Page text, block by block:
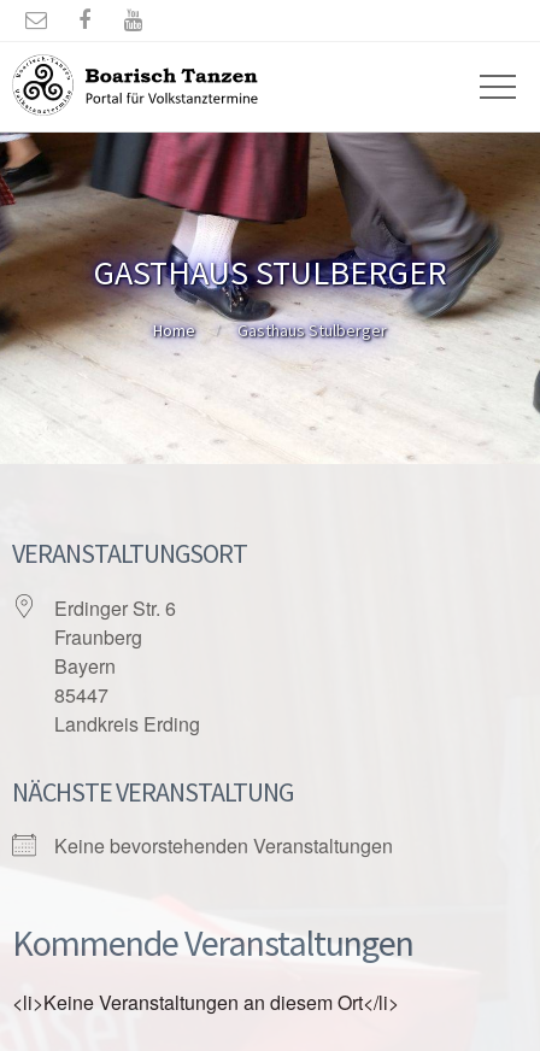
  
GASTHAUS STULBERGER
Home Gasthaus Stulberger
VERANSTALTUNGSORT
Erdinger Str. 6
Fraunberg
Bayern
85447
Landkreis Erding
NÄCHSTE VERANSTALTUNG
Keine bevorstehenden Veranstaltungen
Kommende Veranstaltungen
<li>Keine Veranstaltungen an diesem Ort</li>